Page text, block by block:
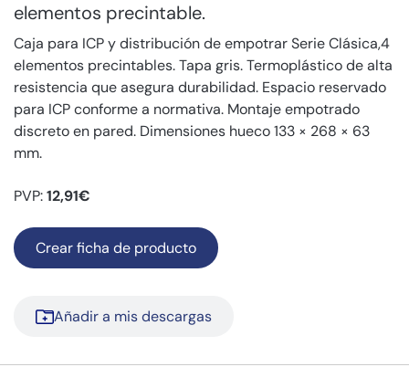
elementos precintable.
Caja para ICP y distribución de empotrar Serie Clásica,4
elementos precintables. Tapa gris. Termoplástico de alta
resistencia que asegura durabilidad. Espacio reservado
para ICP conforme a normativa. Montaje empotrado
discreto en pared. Dimensiones hueco 133 × 268 × 63
mm.
PVP:12,91€
Crear ficha de producto
Añadir a mis descargas